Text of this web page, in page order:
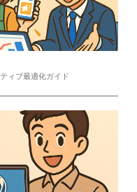
ィブ最適化ガイド